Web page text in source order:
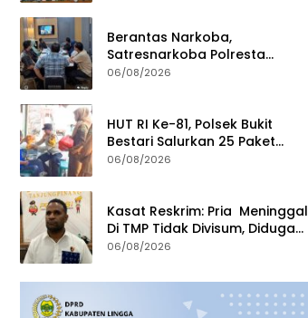
Berantas Narkoba,
Satresnarkoba Polresta
Tanjungpinang Perkuat Sinergi
06/08/2026
HUT RI Ke-81, Polsek Bukit
Bestari Salurkan 25 Paket
Bansos Untuk Warga di
06/08/2026
Kasat Reskrim: Pria Meninggal
Di TMP Tidak Divisum, Diduga
Sakit Jantung
06/08/2026